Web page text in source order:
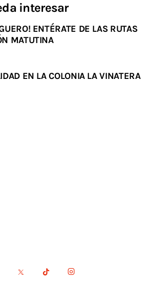
interesar
ENTÉRATE DE LAS RUTAS
MATUTINA
EN LA COLONIA LA VINATERA